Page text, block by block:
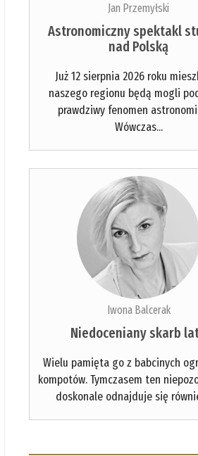
Jan Przemyłski
Astronomiczny spektakl
nad Polską
Już 12 sierpnia 2026 roku
naszego regionu będą mogli
prawdziwy fenomen
Wówczas...
Iwona Balcerak
Niedoceniany skarb
Wielu pamięta go z babcinych
kompotów. Tymczasem ten
doskonale odnajduje się